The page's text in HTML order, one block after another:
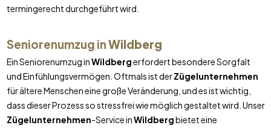
termingerecht durchgeführt wird.
Seniorenumzug inWildberg
Ein Seniorenumzug inWildbergerfordert besondere Sorgfalt
und Einfühlungsvermögen. Oftmals ist derZügelunternehmen
für ältere Menschen eine große Veränderung, und es ist wichtig,
dass dieser Prozess so stressfrei wie möglich gestaltet wird. Unser
Zügelunternehmen-Service inWildbergbietet eine